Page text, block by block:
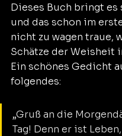
Dieses Buch bringt es
und das schon im
nicht zu wagen traue,
Schätze der Weisheit
Ein schönes Gedicht
folgendes:
„Gruß an die
Tag! Denn er ist